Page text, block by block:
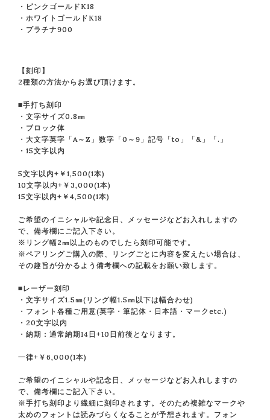
・ピンクゴールドK18
・ホワイトゴールドK18
・プラチナ900
【刻印】
2種類の方法からお選び頂けます。
■手打ち刻印
・文字サイズ0.8㎜
・ブロック体
・大文字英字「A～Z」数字「0～9」記号「to」「&」「.」
・15文字以内
5文字以内+￥1,500(1本)
10文字以内+￥3,000(1本)
15文字以内+￥4,500(1本)
ご希望のイニシャルや記念日、メッセージなどお入れしますの
で、備考欄にご記入下さい。
※リング幅2㎜以上のものでしたら刻印可能です。
※ペアリングご購入の際、リングごとに内容を変えたい場合は、
その趣旨が分かるよう備考欄への記載をお願い致します。
■レーザー刻印
・文字サイズ1.5㎜(リング幅1.5㎜以下は幅合わせ)
・フォント各種ご用意(英字・筆記体・日本語・マークetc.)
・20文字以内
・納期：通常納期14日+10日前後となります。
一律+￥6,000(1本)
ご希望のイニシャルや記念日、メッセージなどお入れしますの
で、備考欄にご記入下さい。
※手打ち刻印より繊細に刻印されます。そのため複雑なマークや
太めのフォントは読みづらくなることが予想されます。フォン